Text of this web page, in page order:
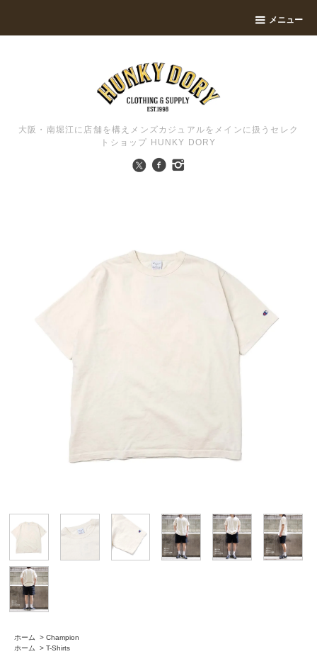
メニュー
大阪・南堀江に店舗を構えメンズカジュアルをメインに扱うセレク
トショップ HUNKY DORY
ホーム > Champion
ホーム
> T-Shirts